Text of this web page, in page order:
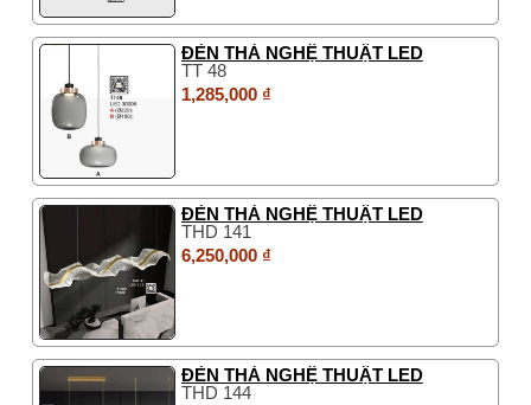
ĐÈN THẢ NGHỆ THUẬT LED
TT 48
1,285,000 ₫
ĐÈN THẢ NGHỆ THUẬT LED
THD 141
6,250,000 ₫
ĐÈN THẢ NGHỆ THUẬT LED
THD 144